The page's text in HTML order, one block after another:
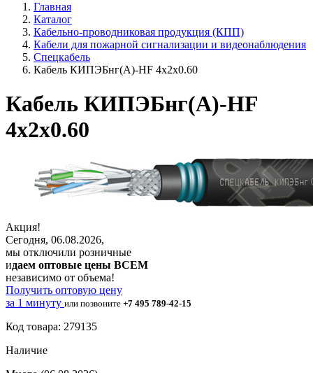
Главная
Каталог
Кабельно-проводниковая продукция (КПП)
Кабели для пожарной сигнализации и видеонаблюдения
Спецкабель
Кабель КИПЭБнг(А)-HF 4х2х0.60
Кабель КИПЭБнг(А)-HF
4х2х0.60
Акция!
Сегодня, 06.08.2026,
мы отключили розничные
идаем оптовые цены ВСЕМ
независимо от объема!
Получить оптовую цену
за 1 минуту или позвоните +7 495 789-42-15
Код товара: 279135
Наличие